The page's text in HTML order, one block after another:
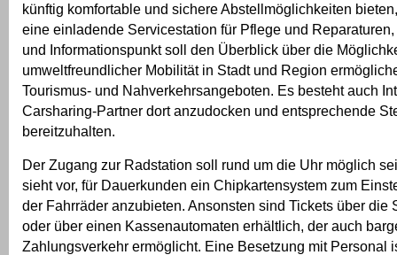
künftig komfortable und sichere Abstellmöglichkeiten
eine einladende Servicestation für Pflege und
und Informationspunkt soll den Überblick über die
umweltfreundlicher Mobilität in Stadt und Region
Tourismus- und Nahverkehrsangeboten. Es besteht auch
Carsharing-Partner dort anzudocken und entsprechende
bereitzuhalten.
Der Zugang zur Radstation soll rund um die Uhr möglich
sieht vor, für Dauerkunden ein Chipkartensystem zum
der Fahrräder anzubieten. Ansonsten sind Tickets über die
oder über einen Kassenautomaten erhältlich, der auch
Zahlungsverkehr ermöglicht. Eine Besetzung mit Personal